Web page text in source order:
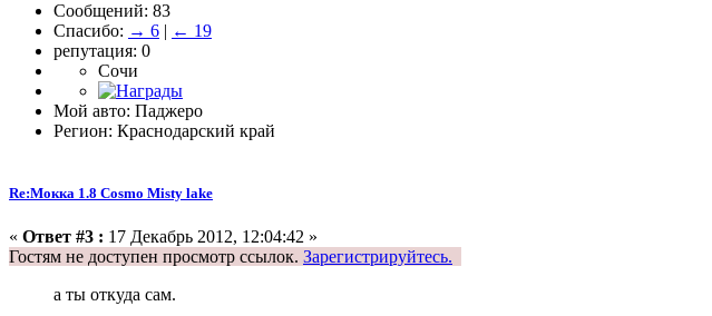
Сообщений: 83
Спасибо: → 6 | ← 19
репутация: 0
Сочи
Мой авто: Паджеро
Регион: Краснодарский край
Re:Мокка 1.8 Cosmo Misty lake
« Ответ #3 : 17 Декабрь 2012, 12:04:42 »
Гостям не доступен просмотр ссылок. Зарегистрируйтесь.
а ты откуда сам.